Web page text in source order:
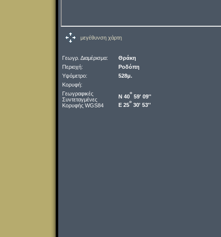
μεγέθυνση χάρτη
Γεωγρ. Διαμέρισμα:
Θράκη
Περιοχή:
Ροδόπη
Υψόμετρο:
528μ.
Κορυφή:
Γεωγραφικές
Συντεταγμένες
Κορυφής WGS84
Ν 40
o
59' 09''
Ε 25
o
30' 53''